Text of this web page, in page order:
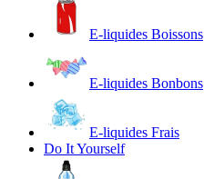
E-liquides Boissons
E-liquides Bonbons
E-liquides Frais
Do It Yourself